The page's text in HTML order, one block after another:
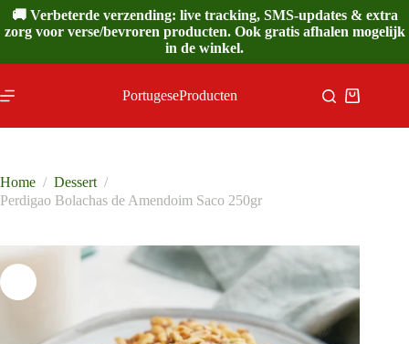
Ga
naar
de
🚚 Verbeterde verzending: live tracking, SMS-updates & extra
zorg voor verse/bevroren producten. Ook gratis afhalen mogelijk
in de winkel.
PortugeseProducten
Home / Dessert /
Perdigao Bolachas de Amendoim Saco 250gr